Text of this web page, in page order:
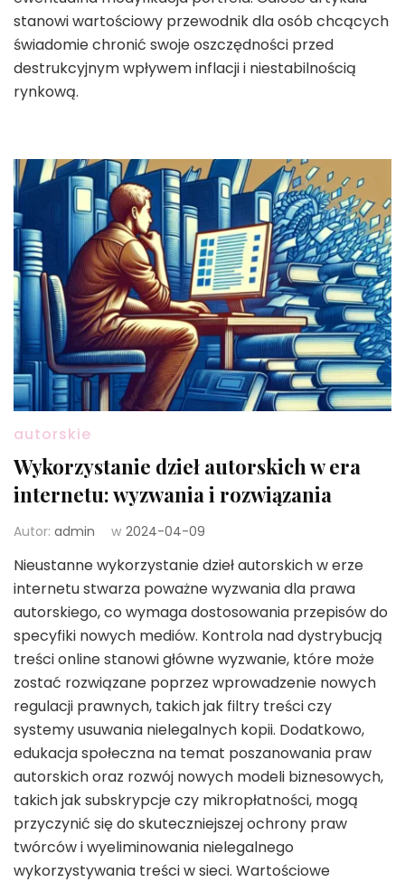
stanowi wartościowy przewodnik dla osób chcących
świadomie chronić swoje oszczędności przed
destrukcyjnym wpływem inflacji i niestabilnością
rynkową.
autorskie
Wykorzystanie dzieł autorskich w era
internetu: wyzwania i rozwiązania
Autor: admin w 2024-04-09
Nieustanne wykorzystanie dzieł autorskich w erze
internetu stwarza poważne wyzwania dla prawa
autorskiego, co wymaga dostosowania przepisów do
specyfiki nowych mediów. Kontrola nad dystrybucją
treści online stanowi główne wyzwanie, które może
zostać rozwiązane poprzez wprowadzenie nowych
regulacji prawnych, takich jak filtry treści czy
systemy usuwania nielegalnych kopii. Dodatkowo,
edukacja społeczna na temat poszanowania praw
autorskich oraz rozwój nowych modeli biznesowych,
takich jak subskrypcje czy mikropłatności, mogą
przyczynić się do skuteczniejszej ochrony praw
twórców i wyeliminowania nielegalnego
wykorzystywania treści w sieci. Wartościowe